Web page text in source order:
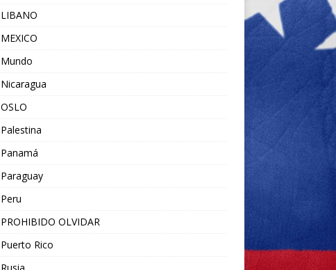
LIBANO
MEXICO
Mundo
Nicaragua
OSLO
Palestina
Panamá
Paraguay
Peru
PROHIBIDO OLVIDAR
Puerto Rico